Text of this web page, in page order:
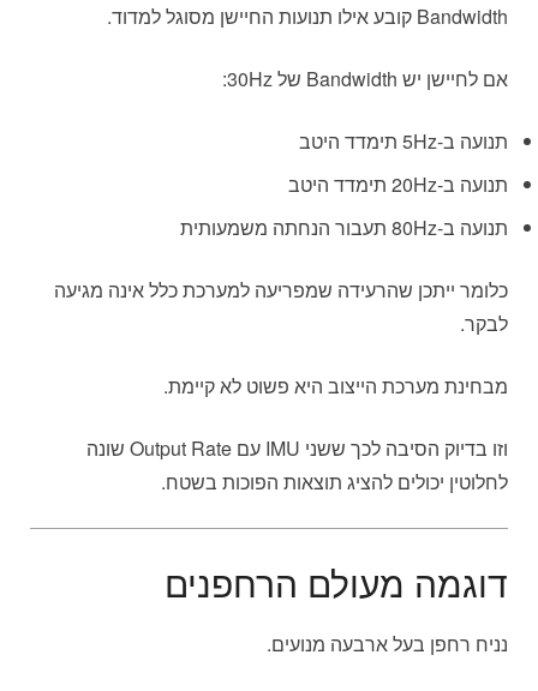
Bandwidth קובע אילו תנועות החיישן מסוגל למדוד.
אם לחיישן יש Bandwidth של 30Hz:
תנועה ב-5Hz תימדד היטב
תנועה ב-20Hz תימדד היטב
תנועה ב-80Hz תעבור הנחתה משמעותית
כלומר ייתכן שהרעידה שמפריעה למערכת כלל אינה מגיעה
לבקר.
מבחינת מערכת הייצוב היא פשוט לא קיימת.
וזו בדיוק הסיבה לכך ששני IMU עם Output Rate שונה
לחלוטין יכולים להציג תוצאות הפוכות בשטח.
דוגמה מעולם הרחפנים
נניח רחפן בעל ארבעה מנועים.